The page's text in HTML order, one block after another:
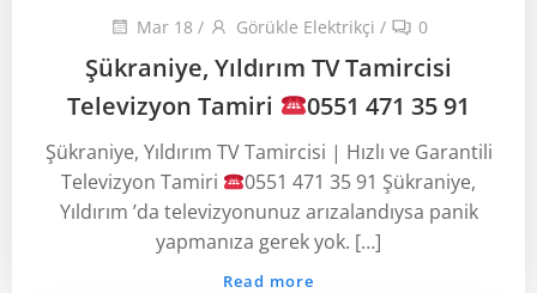
Mar 18 / Görükle Elektrikçi / 0
Şükraniye, Yıldırım TV Tamircisi
Televizyon Tamiri
0551 471 35 91
Şükraniye, Yıldırım TV Tamircisi | Hızlı ve Garantili
Televizyon Tamiri
0551 471 35 91 Şükraniye,
Yıldırım ’da televizyonunuz arızalandıysa panik
yapmanıza gerek yok. […]
Read more